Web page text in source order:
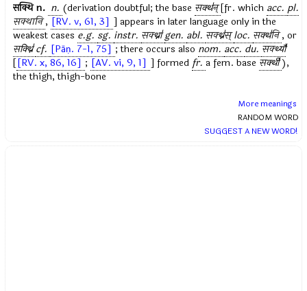
सक्थिn. n. (derivation doubtful; the base सक्थ॑न्[fr. which acc. pl.
सक्थानि , [RV. v, 61, 3] ] appears in later language only in the
weakest cases e.g. sg. instr. सक्थ्ना॑gen. abl. सक्थ्न॑स् loc. सक्थ॑नि , or
सक्थ्नि॑ cf. [Pāṇ. 7-1, 75] ; there occurs also nom. acc. du. सक्थ्यौ॑
[[RV. x, 86, 16] ; [AV. vi, 9, 1] ] formed fr. a fem. base सक्थी॑),
the thigh, thigh-bone
More meanings
RANDOM WORD
SUGGEST A NEW WORD!